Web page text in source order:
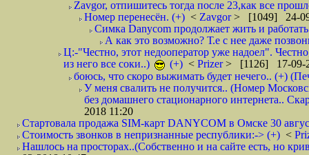
Zavgor, отпишитесь тогда после 23,как все
Номер перенесён. (+) < Zavgor> [1049] 24-
Симка Danycom продолжает жить и
А как это возможно? Т.е с нее даже
Ц:-"Честно, этот недооператор уже надоел".
из него все соки..)
(+) < Prizer> [1126] 17-09-
боюсь, что скоро выжимать будет нечего.. (+)
У меня свалить не получится.. (Номер
без домашнего стационарного интернета..
2018 11:20
Стартовала продажа SIM-карт DANYCOM в Омске 30
Стоимость звонков в непризнанные республики:-> (+) <
Нашлось на просторах..(Собственно и на сайте есть, но